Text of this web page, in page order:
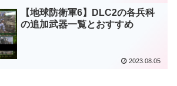
【地球防衛軍6】DLC2の各兵科
の追加武器一覧とおすすめ
2023.08.05